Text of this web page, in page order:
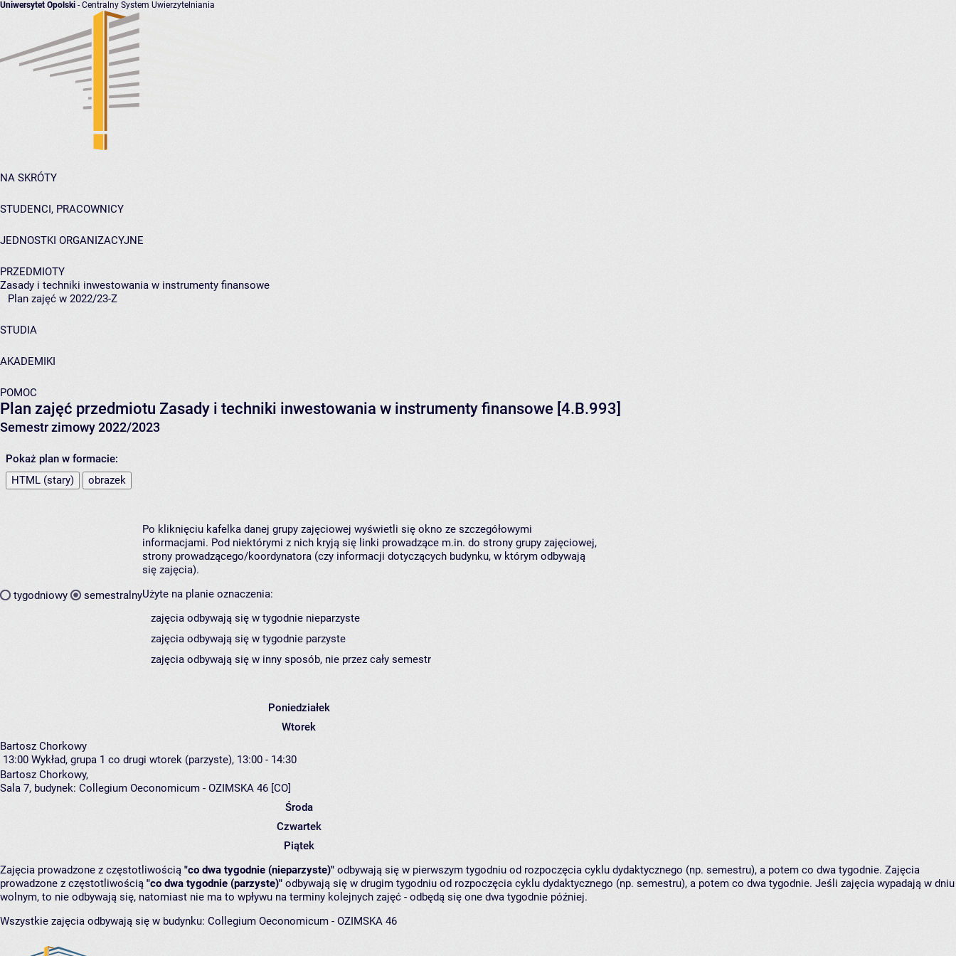
Uniwersytet Opolski - Centralny System Uwierzytelniania
NA SKRÓTY
STUDENCI, PRACOWNICY
JEDNOSTKI ORGANIZACYJNE
PRZEDMIOTY
Zasady i techniki inwestowania w instrumenty finansowe
Plan zajęć w 2022/23-Z
STUDIA
AKADEMIKI
POMOC
Plan zajęć przedmiotu Zasady i techniki inwestowania w instrumenty finansowe [4.B.993]
Semestr zimowy 2022/2023
Pokaż plan w formacie:
HTML (stary)
obrazek
tygodniowy semestralny
Po kliknięciu kafelka danej grupy zajęciowej wyświetli się okno ze szczegółowymi
informacjami. Pod niektórymi z nich kryją się linki prowadzące m.in. do strony grupy zajęciowej,
strony prowadzącego/koordynatora (czy informacji dotyczących budynku, w którym odbywają
się zajęcia).
Użyte na planie oznaczenia:
zajęcia odbywają się w tygodnie nieparzyste
zajęcia odbywają się w tygodnie parzyste
zajęcia odbywają się w inny sposób, nie przez cały semestr
Poniedziałek
Wtorek
Bartosz Chorkowy
13:00 Wykład, grupa 1 co drugi wtorek (parzyste), 13:00 - 14:30
Bartosz Chorkowy,
Sala 7, budynek: Collegium Oeconomicum - OZIMSKA 46 [CO]
Środa
Czwartek
Piątek
Zajęcia prowadzone z częstotliwością "co dwa tygodnie (nieparzyste)" odbywają się w pierwszym tygodniu od rozpoczęcia cyklu dydaktycznego (np. semestru), a potem co dwa tygodnie. Zajęcia
prowadzone z częstotliwością "co dwa tygodnie (parzyste)" odbywają się w drugim tygodniu od rozpoczęcia cyklu dydaktycznego (np. semestru), a potem co dwa tygodnie. Jeśli zajęcia wypadają w dniu
wolnym, to nie odbywają się, natomiast nie ma to wpływu na terminy kolejnych zajęć - odbędą się one dwa tygodnie później.
Wszystkie zajęcia odbywają się w budynku: Collegium Oeconomicum - OZIMSKA 46